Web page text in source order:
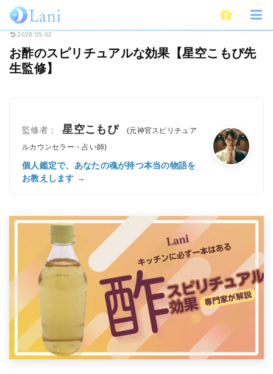
ホーム スピリチュアル お酢のスピリチュアルな効果【星空こもぴ先生監
2026.05.02
お酢のスピリチュアルな効果【星空こもぴ先
生監修】
監修者： 星空こもぴ
(元神官スピリチュア
ルカウンセラー・占い師)
個人鑑定で、あなたの魂が持つ本当の物語を
お教えします →